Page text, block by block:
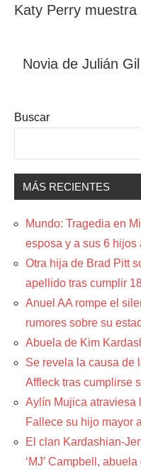
de
Katy Perry
Novia de Julián
Buscar
MÁS RECIENTES
Mundo: Tragedia en
esposa y a sus 6
Otra hija de Brad Pitt
apellido tras cumplir
Anuel AA rompe el
rumores sobre su
Abuela de Kim
Se revela la causa de
Affleck tras cumplirse
Aylín Mujica atraviesa
Fallece su hijo mayor
El clan Kardashian-
‘MJ’ Campbell,